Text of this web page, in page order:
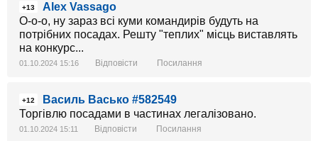
+13
Alex Vassago
О-о-о, ну зараз всі куми командирів будуть на
потрібних посадах. Решту "теплих" місць виставлять
на конкурс...
01.10.2024 15:16 Відповісти Посилання
+12
Василь Васько #582549
Торгівлю посадами в частинах легалізовано.
01.10.2024 15:11 Відповісти Посилання